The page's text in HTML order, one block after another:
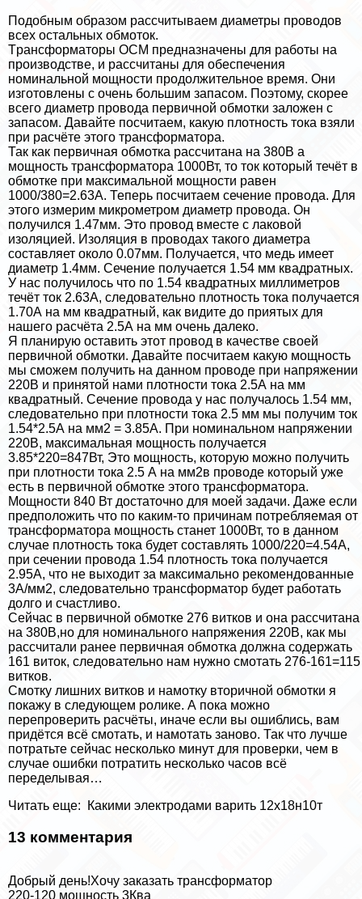
Подобным образом рассчитываем диаметры проводов
всех остальных обмоток.
Tрaнcформаторы ОСМ предназначены для работы на
производстве, и рассчитаны для обеспечения
номинальной мощности продолжительное время. Они
изготовлены с очень большим запасом. Поэтому, скорее
всего диаметр провода первичной обмотки заложен с
запасом. Давайте посчитаем, какую плотность тока взяли
при расчёте этого трaнcформатора.
Так как первичная обмотка рассчитана на 380В а
мощность трaнcформатора 1000Вт, то ток который течёт в
обмотке при максимальной мощности равен
1000/380=2.63A. Теперь посчитаем сечение провода. Для
этого измерим микрометром диаметр провода. Он
получился 1.47мм. Это провод вместе с лаковой
изоляцией. Изоляция в проводах такого диаметра
составляет около 0.07мм. Получается, что медь имеет
диаметр 1.4мм. Сечение получается 1.54 мм квадратных.
У нас получилось что по 1.54 квадратных миллиметров
течёт ток 2.63А, следовательно плотность тока получается
1.70А на мм квадратный, как видите до приятых для
нашего расчёта 2.5А на мм очень далеко.
Я планирую оставить этот провод в качестве своей
первичной обмотки. Давайте посчитаем какую мощность
мы сможем получить на данном проводе при напряжении
220В и принятой нами плотности тока 2.5А на мм
квадратный. Сечение провода у нас получалось 1.54 мм,
следовательно при плотности тока 2.5 мм мы получим ток
1.54*2.5А на мм2 = 3.85А. При номинальном напряжении
220В, максимальная мощность получается
3.85*220=847Вт, Это мощность, которую можно получить
при плотности тока 2.5 А на мм2в проводе который уже
есть в первичной обмотке этого трaнcформатора.
Мощности 840 Вт достаточно для моей задачи. Даже если
предположить что по каким-то причинам потрeбляемая от
трaнcформатора мощность станет 1000Вт, то в данном
случае плотность тока будет составлять 1000/220=4.54А,
при сечении провода 1.54 плотность тока получается
2.95А, что не выходит за максимально рекомендованные
3А/мм2, следовательно трaнcформатор будет работать
долго и счастливо.
Сейчас в первичной обмотке 276 витков и она рассчитана
на 380В,но для номинального напряжения 220В, как мы
рассчитали ранее первичная обмотка должна содержать
161 виток, следовательно нам нужно смотать 276-161=115
витков.
Смотку лишних витков и намотку вторичной обмотки я
покажу в следующем ролике. А пока можно
перепроверить расчёты, иначе если вы ошиблись, вам
придётся всё смотать, и намотать заново. Так что лучше
потратьте сейчас несколько минут для проверки, чем в
случае ошибки потратить несколько часов всё
переделывая…
Читать еще:
Какими электродами варить 12х18н10т
13 комментария
Добрый день!Хочу заказать трaнcформатор
220-120 мощность 3Ква